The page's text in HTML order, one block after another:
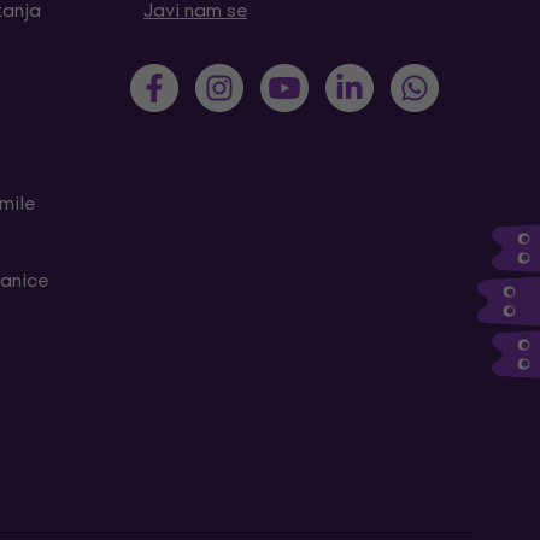
Javi nam se